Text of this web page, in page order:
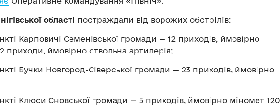
області постраждали від ворожих обстрілів:
Карповичі Семенівської громади — 12 приходів, ймовірно
приходи, ймовірно ствольна артилерія;
Бучки Новгород-Сіверської громади — 23 приходів, ймовірно
Клюси Сновської громади — 5 приходів, ймовірно міномет 120